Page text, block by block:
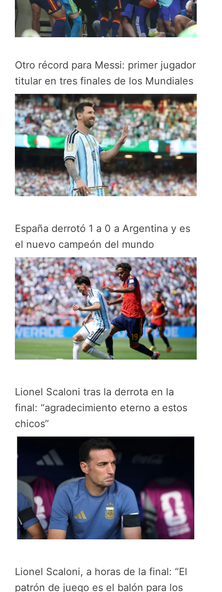
Otro récord para Messi: primer jugador
titular en tres finales de los Mundiales
España derrotó 1 a 0 a Argentina y es
el nuevo campeón del mundo
Lionel Scaloni tras la derrota en la
final: “agradecimiento eterno a estos
chicos”
Lionel Scaloni, a horas de la final: “El
patrón de juego es el balón para los